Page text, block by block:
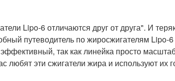
Lipo-6 отличаются друг от друга". И
путеводитель по жиросжигателям Lipo-
так как линейка просто
любят эти сжигатели жира и используют их